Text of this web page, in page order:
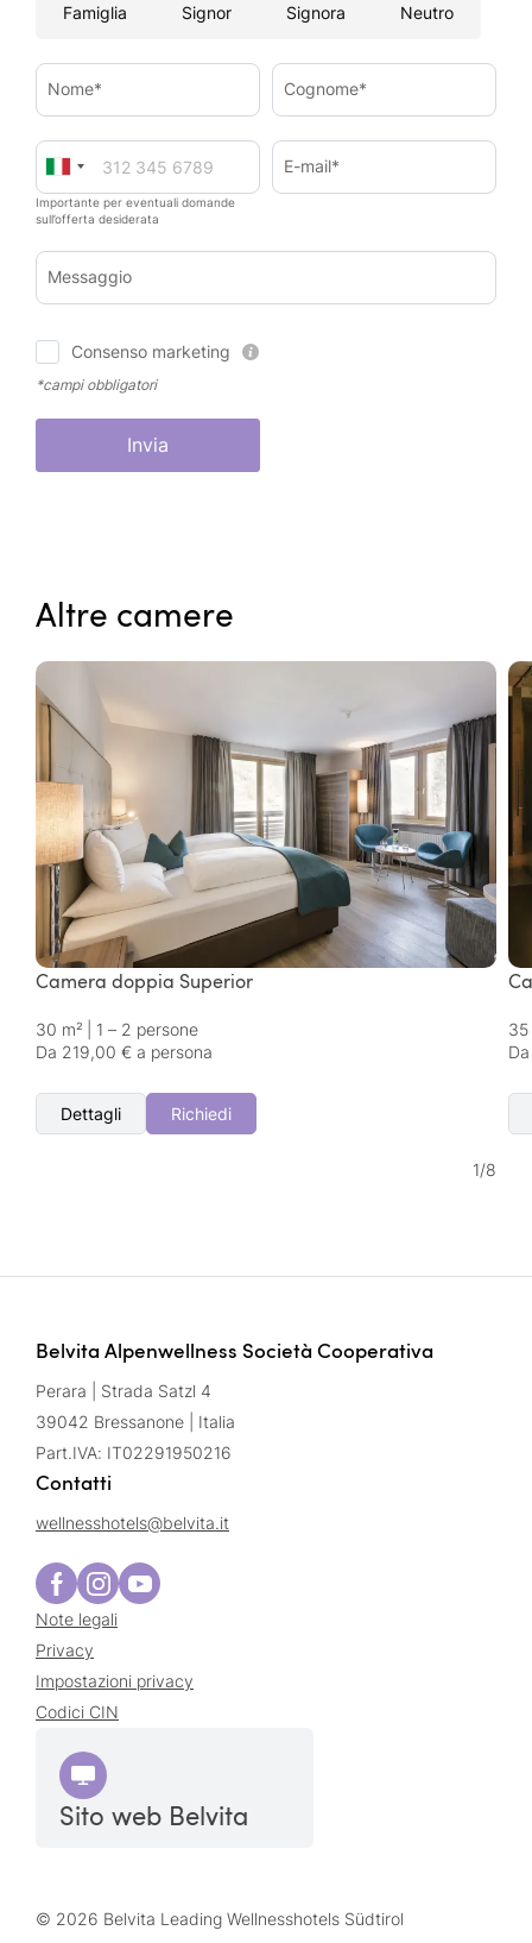
Famiglia Signor Signora Neutro
Nome* Cognome*
Importante per eventuali domande
sull’offerta desiderata
E-mail*
Messaggio
Consenso marketing
*campi obbligatori
Invia
Altre camere
Camera doppia Superior
30 m²
1 – 2 persone
Da 219,00 € a persona
Dettagli Richiedi
35
1/8
Belvita Alpenwellness Società Cooperativa
Perara | Strada Satzl 4
39042 Bressanone | Italia
Part.IVA: IT02291950216
Contatti
wellnesshotels@belvita.it
Note legali
Privacy
Impostazioni privacy
Codici CIN
Sito web Belvita
© 2026 Belvita Leading Wellnesshotels Südtirol